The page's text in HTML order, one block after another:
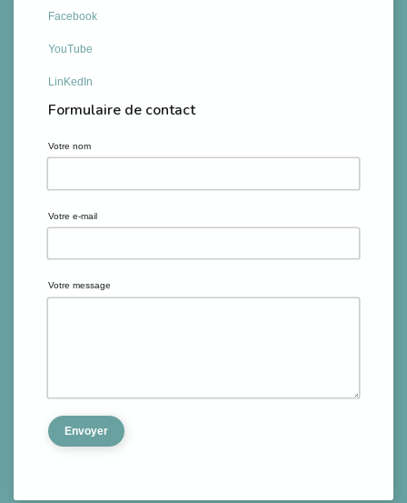
Facebook
YouTube
LinKedIn
Formulaire de contact
Votre nom
Votre e-mail
Votre message
Envoyer